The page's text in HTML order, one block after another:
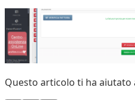
Questo articolo ti ha